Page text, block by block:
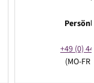
+49 (0)
(MO-